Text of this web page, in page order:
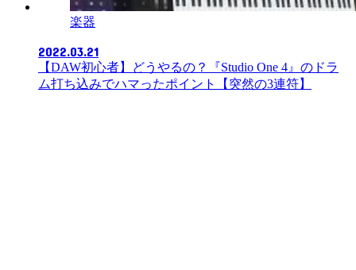
楽器
2022.03.21
【DAW初心者】どうやるの？『Studio One 4』のドラ
ム打ち込みでハマったポイント【突然の3連符】